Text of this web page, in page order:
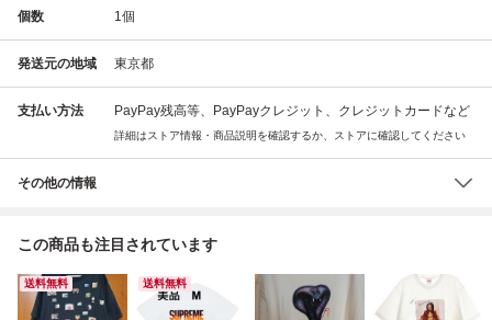
個数 1個
発送元の地域 東京都
支払い方法 PayPay残高等、PayPayクレジット、クレジットカードなど
詳細はストア情報・商品説明を確認するか、ストアに確認してください
その他の情報
この商品も注目されています
送料無料 送料無料